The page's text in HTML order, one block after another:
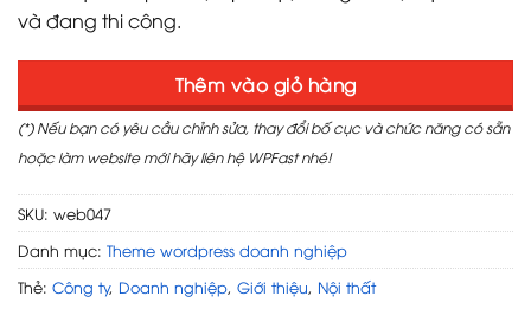
và đang thi công.
Thêm vào giỏ hàng
(*) Nếu bạn có yêu cầu chỉnh sửa, thay đổi bố cục và chức năng có sẵn
hoặc làm website mới hãy liên hệ WPFast nhé!
SKU: web047
Danh mục: Theme wordpress doanh nghiệp
Thẻ: Công ty, Doanh nghiệp, Giới thiệu, Nội thất